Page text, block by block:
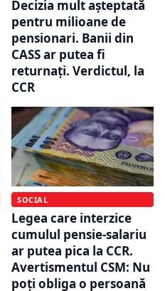
Decizia mult așteptată
pentru milioane de
pensionari. Banii din
CASS ar putea fi
returnați. Verdictul, la
CCR
SOCIAL
Legea care interzice
cumulul pensie-salariu
ar putea pica la CCR.
Avertismentul CSM: Nu
poți obliga o persoană